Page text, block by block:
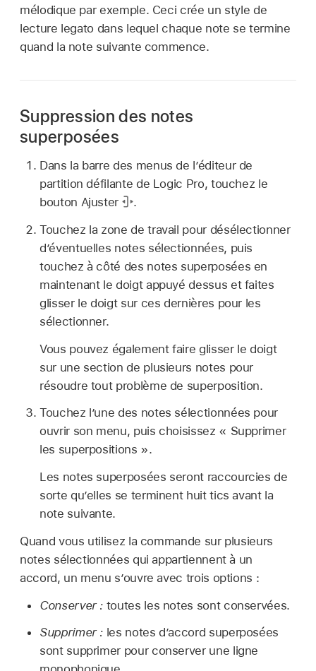
mélodique par exemple. Ceci crée un style de
lecture legato dans lequel chaque note se termine
quand la note suivante commence.
Suppression des notes
superposées
Dans la barre des menus de l’éditeur de
partition défilante de Logic Pro, touchez le
bouton Ajuster
.
Touchez la zone de travail pour désélectionner
d’éventuelles notes sélectionnées, puis
touchez à côté des notes superposées en
maintenant le doigt appuyé dessus et faites
glisser le doigt sur ces dernières pour les
sélectionner.
Vous pouvez également faire glisser le doigt
sur une section de plusieurs notes pour
résoudre tout problème de superposition.
Touchez l’une des notes sélectionnées pour
ouvrir son menu, puis choisissez « Supprimer
les superpositions ».
Les notes superposées seront raccourcies de
sorte qu’elles se terminent huit tics avant la
note suivante.
Quand vous utilisez la commande sur plusieurs
notes sélectionnées qui appartiennent à un
accord, un menu s’ouvre avec trois options :
Conserver : toutes les notes sont conservées.
Supprimer : les notes d’accord superposées
sont supprimer pour conserver une ligne